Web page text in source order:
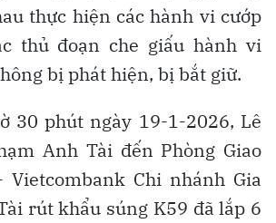
thực hiện các hành vi cướp
thủ đoạn che giấu hành vi
bị phát hiện, bị bắt giữ.
30 phút ngày 19-1-2026, Lê
Anh Tài đến Phòng Giao
Chi nhánh Gia
rút khẩu súng K59 đã lắp 6